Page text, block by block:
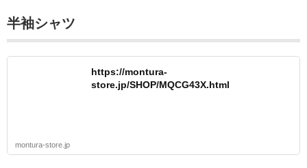
半袖シャツ
https://montura-
store.jp/SHOP/MQCG43X.html
montura-store.jp